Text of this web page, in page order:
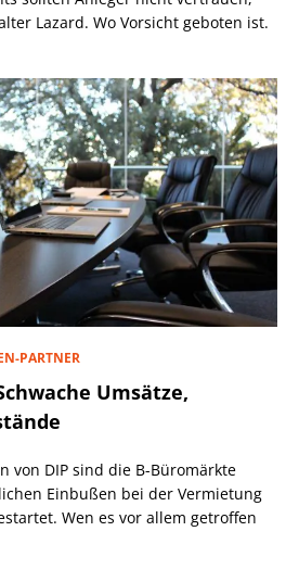
Lazard. Wo Vorsicht geboten ist.
PARTNER
Umsätze,
von DIP sind die B-Büromärkte
Einbußen bei der Vermietung
Wen es vor allem getroffen